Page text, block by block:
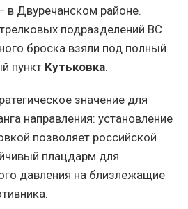
в Двуречанском районе.
подразделений ВС
броска взяли под полный
пункт Кутьковка.
значение для
направления: установление
позволяет российской
плацдарм для
давления на близлежащие